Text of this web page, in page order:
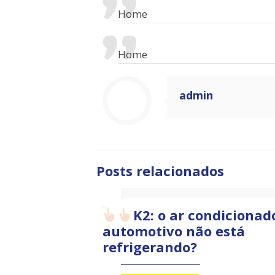
Home
Home
admin
Posts relacionados
K2: o ar
automotivo não está
refrigerando?